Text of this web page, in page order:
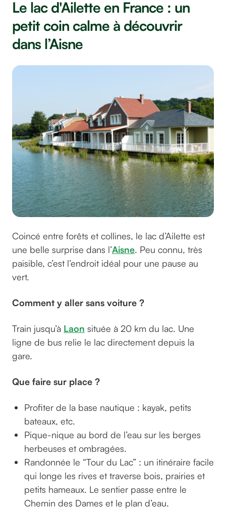
Le lac d'Ailette en France : un
petit coin calme à découvrir
dans l’Aisne
Coincé entre forêts et collines, le lac d’Ailette est
une belle surprise dans l’Aisne. Peu connu, très
paisible, c’est l’endroit idéal pour une pause au
vert.
Comment y aller sans voiture ?
Train jusqu’à Laon située à 20 km du lac. Une
ligne de bus relie le lac directement depuis la
gare.
Que faire sur place ?
Profiter de la base nautique : kayak, petits
bateaux, etc.
Pique-nique au bord de l’eau sur les berges
herbeuses et ombragées.
Randonnée le “Tour du Lac” : un itinéraire facile
qui longe les rives et traverse bois, prairies et
petits hameaux. Le sentier passe entre le
Chemin des Dames et le plan d’eau.